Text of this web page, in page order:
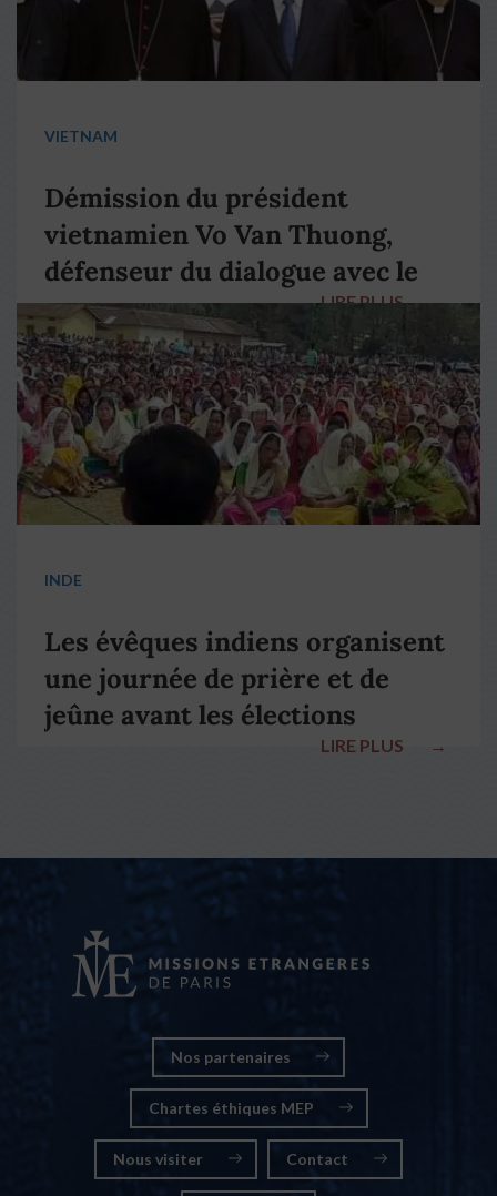
VIETNAM
Démission du président
vietnamien Vo Van Thuong,
défenseur du dialogue avec le
pape François
LIRE PLUS →
INDE
Les évêques indiens organisent
une journée de prière et de
jeûne avant les élections
LIRE PLUS →
Nos partenaires
Chartes éthiques MEP
Nous visiter Contact